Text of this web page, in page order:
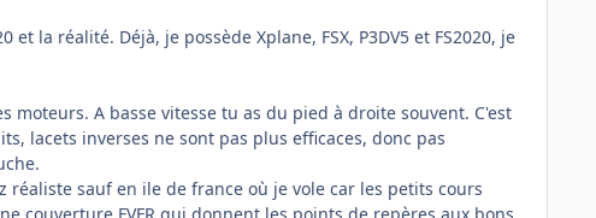
la réalité. Déjà, je possède Xplane, FSX, P3DV5 et FS2020, je
moteurs. A basse vitesse tu as du pied à droite souvent. C'est
lacets inverses ne sont pas plus efficaces, donc pas
sauf en ile de france où je vole car les petits cours